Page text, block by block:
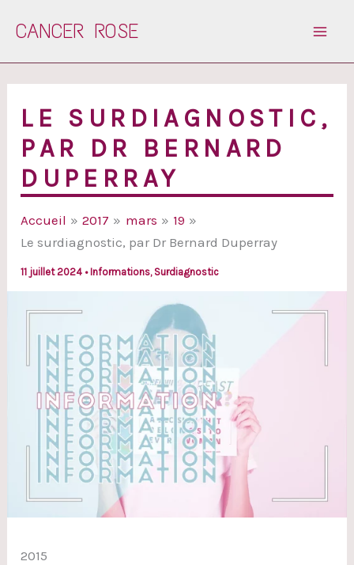
CANCER ROSE
LE SURDIAGNOSTIC,
PAR DR BERNARD
DUPERRAY
Accueil 2017 mars
19
Le surdiagnostic, par Dr Bernard Duperray
11 juillet 2024 • Informations, Surdiagnostic
2015